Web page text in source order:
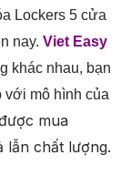
Lockers 5 cửa
nay. Viet Easy
khác nhau, bạn
với mô hình của
mua
lẫn chất lượng.